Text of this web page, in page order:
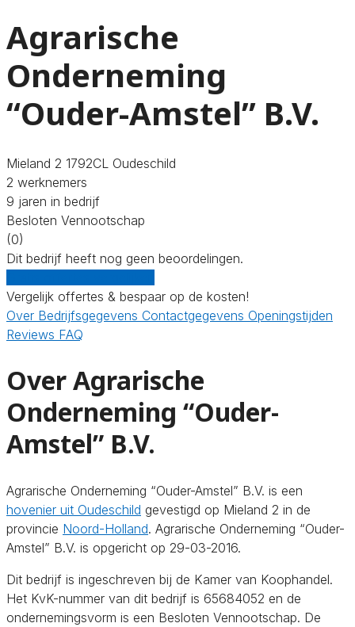
Agrarische
Onderneming
“Ouder-Amstel” B.V.
Mieland 2 1792CL Oudeschild
2 werknemers
9 jaren in bedrijf
Besloten Vennootschap
(0)
Dit bedrijf heeft nog geen beoordelingen.
Vergelijk offertes & bespaar op de kosten!
Over Bedrijfsgegevens Contactgegevens Openingstijden
Reviews FAQ
Over Agrarische
Onderneming “Ouder-
Amstel” B.V.
Agrarische Onderneming “Ouder-Amstel” B.V. is een
hovenier uit Oudeschild gevestigd op Mieland 2 in de
provincie Noord-Holland. Agrarische Onderneming “Ouder-
Amstel” B.V. is opgericht op 29-03-2016.
Dit bedrijf is ingeschreven bij de Kamer van Koophandel.
Het KvK-nummer van dit bedrijf is 65684052 en de
ondernemingsvorm is een Besloten Vennootschap. De